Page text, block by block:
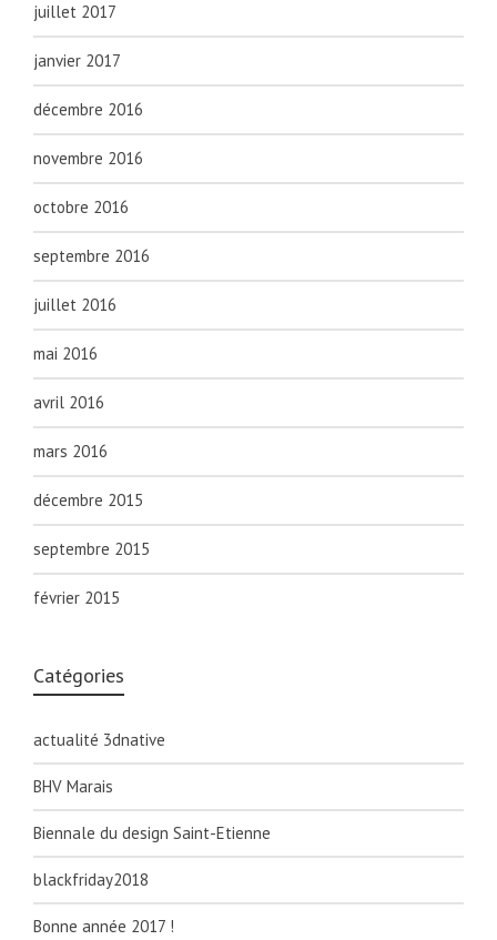
juillet 2017
janvier 2017
décembre 2016
novembre 2016
octobre 2016
septembre 2016
juillet 2016
mai 2016
avril 2016
mars 2016
décembre 2015
septembre 2015
février 2015
Catégories
actualité 3dnative
BHV Marais
Biennale du design Saint-Etienne
blackfriday2018
Bonne année 2017 !